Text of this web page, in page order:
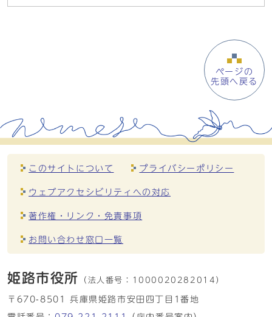
ページの
先頭へ戻る
このサイトについて プライバシーポリシー
ウェブアクセシビリティへの対応
著作権・リンク・免責事項
お問い合わせ窓口一覧
姫路市役所 （法人番号： 1000020282014）
〒670-8501 兵庫県姫路市安田四丁目1番地